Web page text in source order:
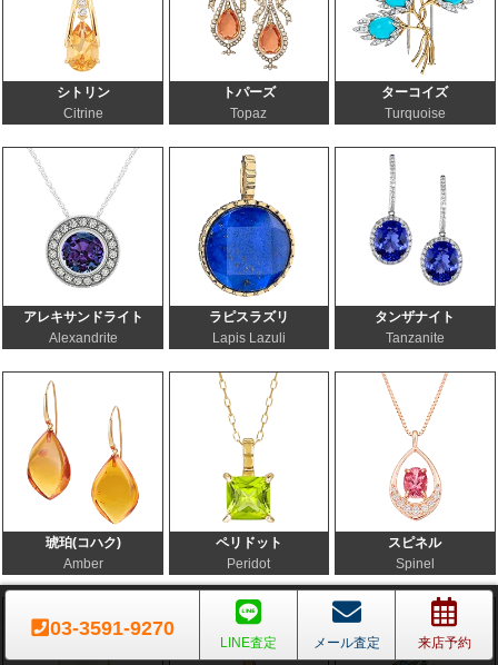
シトリン
Citrine
トパーズ
Topaz
ターコイズ
Turquoise
アレキサンドライト
Alexandrite
ラピスラズリ
Lapis Lazuli
タンザナイト
Tanzanite
琥珀(コハク)
Amber
ペリドット
Peridot
スピネル
Spinel
03-3591-9270
LINE査定 メール査定 来店予約